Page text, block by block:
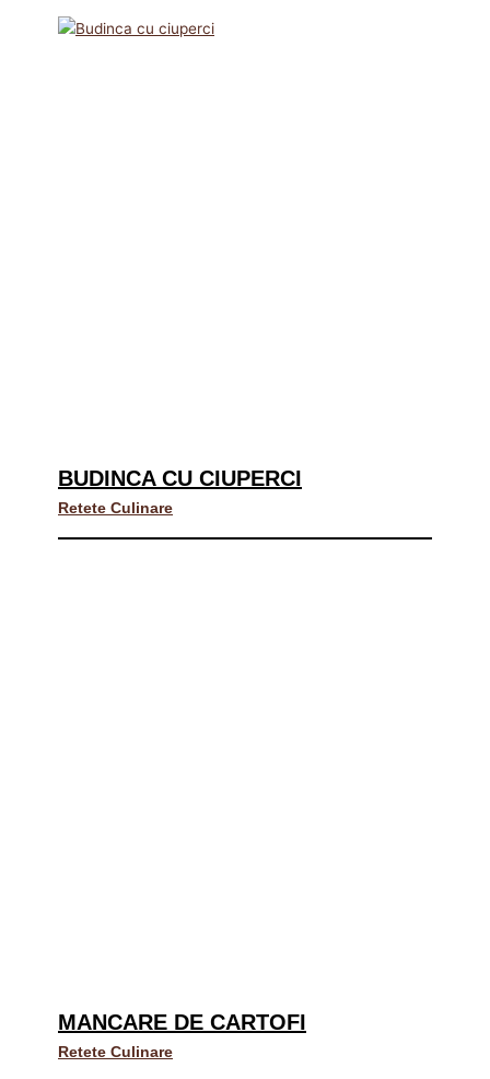
BUDINCA CU CIUPERCI
Retete Culinare
MANCARE DE CARTOFI
Retete Culinare